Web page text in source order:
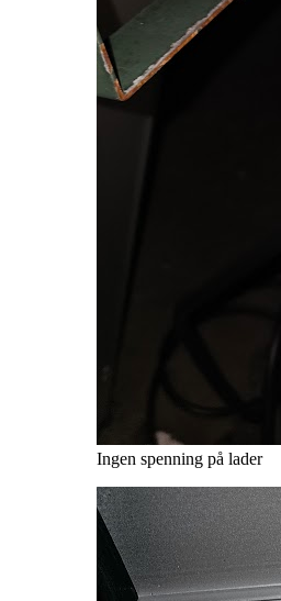
Ingen spenning på lader